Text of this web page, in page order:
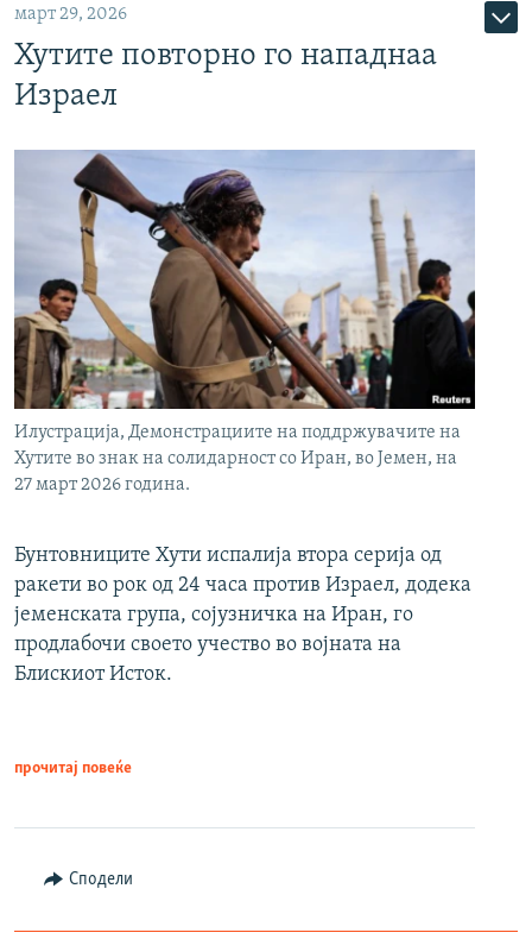
март 29, 2026
Хутите повторно го нападнаа
Израел
Илустрација, Демонстрациите на поддржувачите на
Хутите во знак на солидарност со Иран, во Јемен, на
27 март 2026 година.
Бунтовниците Хути испалија втора серија од
ракети во рок од 24 часа против Израел, додека
јеменската група, сојузничка на Иран, го
продлабочи своето учество во војната на
Блискиот Исток.
прочитај повеќе
Сподели